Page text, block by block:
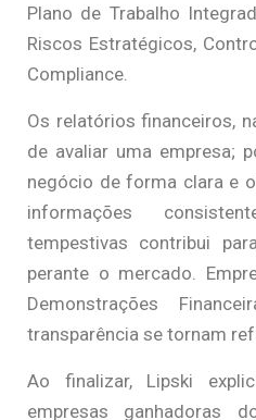
Plano de Trabalho
Riscos Estratégicos,
Compliance.
Os relatórios financeiros,
de avaliar uma empresa;
negócio de forma clara e
informações
tempestivas contribui
perante o mercado.
Demonstrações
transparência se tornam
Ao finalizar, Lipski
empresas ganhadoras